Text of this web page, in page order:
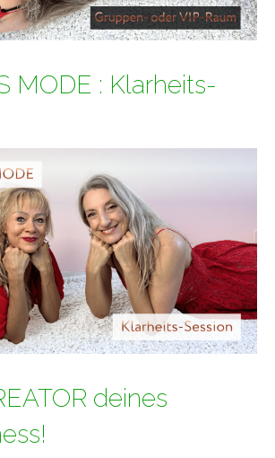
MODE : Klarheits-
deines